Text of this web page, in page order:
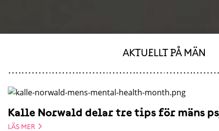
AKTUELLT PÅ MÄN
Kalle Norwald delar tre tips för mäns
LÄS MER